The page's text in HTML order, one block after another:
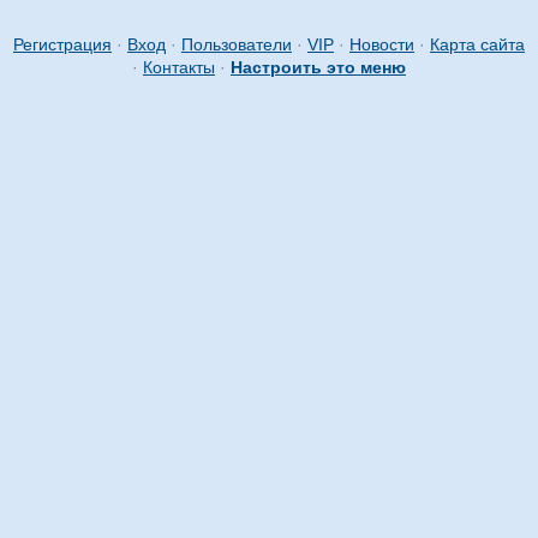
Регистрация · Вход · Пользователи · VIP · Новости · Карта сайта
· Контакты · Настроить это меню